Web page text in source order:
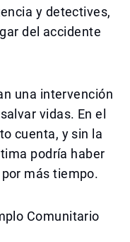
y detectives,
del accidente
una intervención
vidas. En el
cuenta, y sin la
podría haber
más tiempo.
Comunitario